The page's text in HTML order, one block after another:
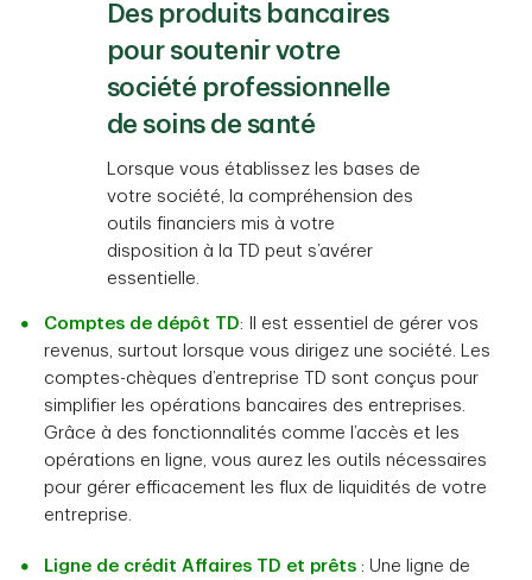
Des produits bancaires
pour soutenir votre
société professionnelle
de soins de santé
Lorsque vous établissez les bases de
votre société, la compréhension des
outils financiers mis à votre
disposition à la TD peut s’avérer
essentielle.
Comptes de dépôt TD: Il est essentiel de gérer vos
revenus, surtout lorsque vous dirigez une société. Les
comptes-chèques d’entreprise TD sont conçus pour
simplifier les opérations bancaires des entreprises.
Grâce à des fonctionnalités comme l’accès et les
opérations en ligne, vous aurez les outils nécessaires
pour gérer efficacement les flux de liquidités de votre
entreprise.
Ligne de crédit Affaires TD et prêts : Une ligne de